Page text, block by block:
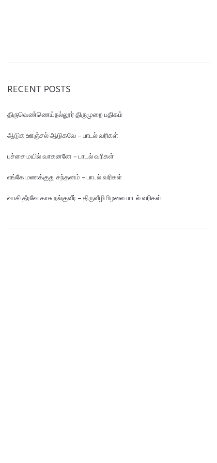
RECENT POSTS
திருவெண்ணெய்நல்லூர் திருமுறை பதிகம்
ஆடுக ஊஞ்சல் ஆடுகவே – பாடல் வரிகள்
பச்சை மயில் வாகனனே – பாடல் வரிகள்
எங்கே மண‌க்குது சந்தனம் – பாடல் வரிகள்
வாசி தீரவே காசு நல்குவீர் – திருவீழிமிழலை பாடல் வரிகள்